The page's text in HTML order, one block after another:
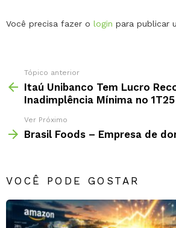
Deixe
Você precisa fazer o login para publicar
Tópico anterior
Itaú Unibanco Tem Lucro
Inadimplência Mínima no 1T25
Ver Próximo
Brasil Foods – Empresa de
VOCÊ PODE GOSTAR